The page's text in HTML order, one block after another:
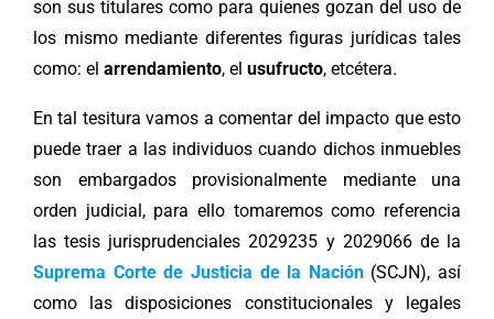
son sus titulares como para quienes gozan del uso de
los mismo mediante diferentes figuras jurídicas tales
como: el arrendamiento, el usufructo, etcétera.
En tal tesitura vamos a comentar del impacto que esto
puede traer a las individuos cuando dichos inmuebles
son embargados provisionalmente mediante una
orden judicial, para ello tomaremos como referencia
las tesis jurisprudenciales 2029235 y 2029066 de la
Suprema Corte de Justicia de la Nación(SCJN), así
como las disposiciones constitucionales y legales